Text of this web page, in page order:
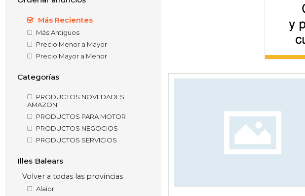
Más Recientes
Más Antiguos
Precio Menor a Mayor
Precio Mayor a Menor
Categorías
PRODUCTOS NOVEDADES
AMAZON
PRODUCTOS PARA MOTOR
PRODUCTOS NEGOCIOS
PRODUCTOS SERVICIOS
Illes Balears
Volver a todas las provincias
Alaior